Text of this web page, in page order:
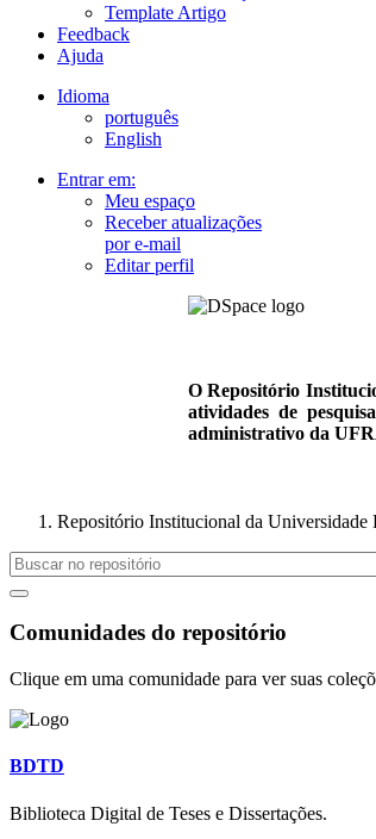
Template Artigo
Feedback
Ajuda
Idioma
português
English
Entrar em:
Meu espaço
Receber atualizações
por e-mail
Editar perfil
O Repositório
atividades de
administrativo da
Repositório Institucional da
Comunidades do repositório
Clique em uma comunidade para ver suas
BDTD
Biblioteca Digital de Teses e Dissertações.